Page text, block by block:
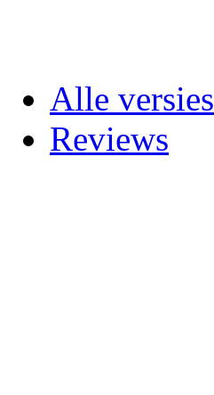
Alle versies
Reviews